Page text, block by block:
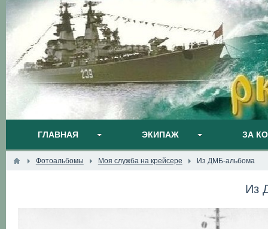
ГЛАВНАЯ ЭКИПАЖ ЗА
Фотоальбомы Моя служба на крейсере Из ДМБ-альбома
Из